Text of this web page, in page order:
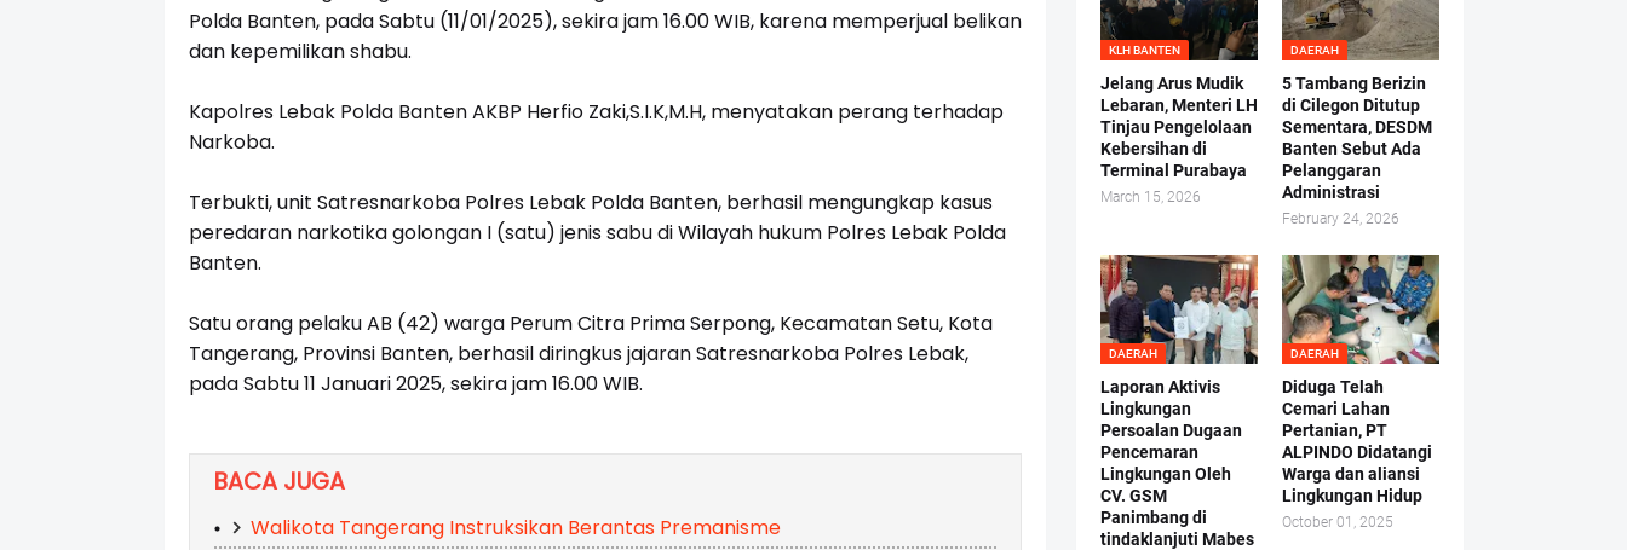
Polda Banten, pada Sabtu (11/01/2025), sekira jam 16.00 WIB, karena memperjual belikan
dan kepemilikan shabu.
Kapolres Lebak Polda Banten AKBP Herfio Zaki,S.I.K,M.H, menyatakan perang terhadap
Narkoba.
Terbukti, unit Satresnarkoba Polres Lebak Polda Banten, berhasil mengungkap kasus
peredaran narkotika golongan I (satu) jenis sabu di Wilayah hukum Polres Lebak Polda
Banten.
Satu orang pelaku AB (42) warga Perum Citra Prima Serpong, Kecamatan Setu, Kota
Tangerang, Provinsi Banten, berhasil diringkus jajaran Satresnarkoba Polres Lebak,
pada Sabtu 11 Januari 2025, sekira jam 16.00 WIB.
BACA JUGA
Walikota Tangerang Instruksikan Berantas Premanisme
KLH BANTEN
Jelang Arus Mudik
Lebaran, Menteri LH
Tinjau Pengelolaan
Kebersihan di
Terminal Purabaya
March 15, 2026
DAERAH
5 Tambang Berizin
di Cilegon Ditutup
Sementara, DESDM
Banten Sebut Ada
Pelanggaran
Administrasi
February 24, 2026
DAERAH
Laporan Aktivis
Lingkungan
Persoalan Dugaan
Pencemaran
Lingkungan Oleh
CV. GSM
Panimbang di
tindaklanjuti Mabes
DAERAH
Diduga Telah
Cemari Lahan
Pertanian, PT
ALPINDO Didatangi
Warga dan aliansi
Lingkungan Hidup
October 01, 2025